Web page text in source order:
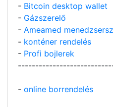
- Bitcoin desktop wallet
- Gázszerelő
- Ameamed
- konténer rendelés
- Profi bojlerek
- online borrendelés